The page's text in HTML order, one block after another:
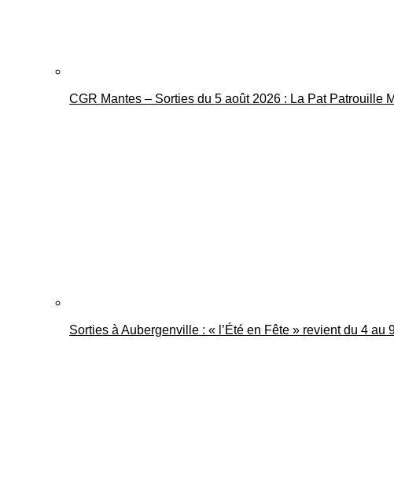
CGR Mantes – Sorties du 5 août 2026 : La Pat Patrouille
Sorties à Aubergenville : « l’Été en Fête » revient du 4 au